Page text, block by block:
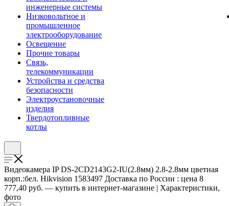
инженерные системы
Низковольтное и
промышленное
электрооборудование
Освещение
Прочие товары
Связь,
телекоммуникации
Устройства и средства
безопасности
Электроустановочные
изделия
Твердотопливные
котлы
Видеокамера IP DS-2CD2143G2-IU(2.8мм) 2.8-2.8мм цветная
корп.:бел. Hikvision 1583497 Доставка по России : цена 8
777,40 руб. — купить в интернет-магазине | Характеристики,
фото